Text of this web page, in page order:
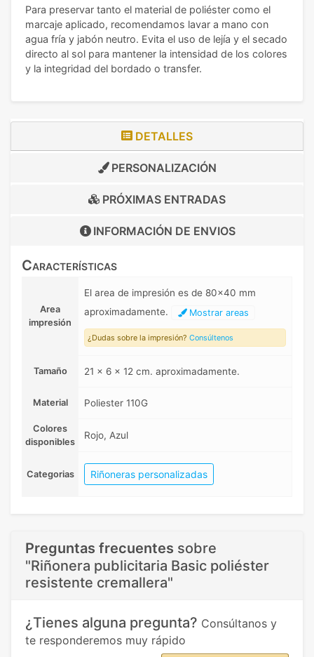
Para preservar tanto el material de poliéster como el
marcaje aplicado, recomendamos lavar a mano con
agua fría y jabón neutro. Evita el uso de lejía y el secado
directo al sol para mantener la intensidad de los colores
y la integridad del bordado o transfer.
DETALLES
PERSONALIZACIÓN
PRÓXIMAS ENTRADAS
INFORMACIÓN DE ENVIOS
Características
Area
impresión
El area de impresión es de 80x40 mm
aproximadamente.
Mostrar areas
¿Dudas sobre la impresión? Consúltenos
Tamaño 21 x 6 x 12 cm. aproximadamente.
Material Poliester 110G
Colores
disponibles
Rojo, Azul
Categorias Riñoneras personalizadas
Preguntas frecuentes sobre
"Riñonera publicitaria Basic poliéster
resistente cremallera"
¿Tienes alguna pregunta? Consúltanos y
te responderemos muy rápido